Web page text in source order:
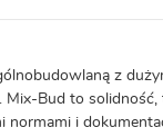
z
Mix-Bud to solidność,
normami i